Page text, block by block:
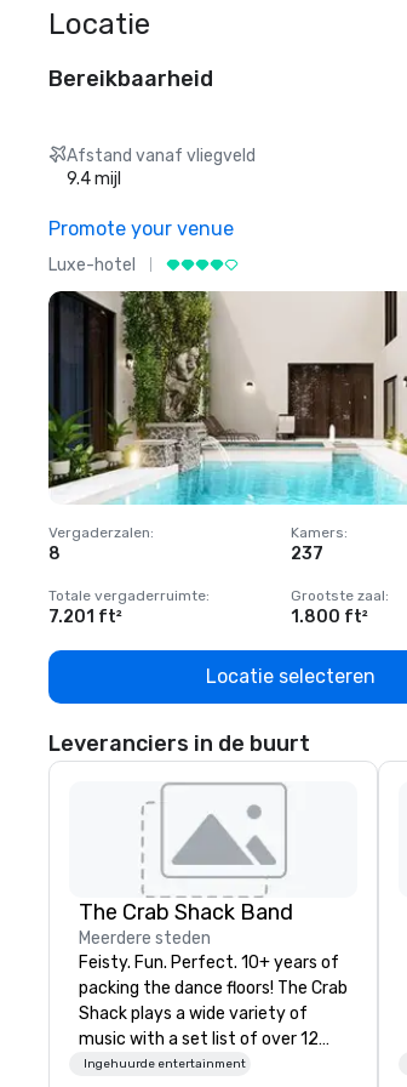
Locatie
Bereikbaarheid
Afstand vanaf vliegveld
9.4 mijl
Promote your venue
Luxe-hotel
Vergaderzalen:
8
Kamers:
237
Totale vergaderruimte:
7.201 ft²
Grootste zaal:
1.800 ft²
Locatie selecteren
Leveranciers in de buurt
The Crab Shack Band
Meerdere steden
Feisty. Fun. Perfect. 10+ years of
packing the dance floors! The Crab
Shack plays a wide variety of
music with a set list of over 12
hours of music. Winner of the
Ingehuurde entertainment